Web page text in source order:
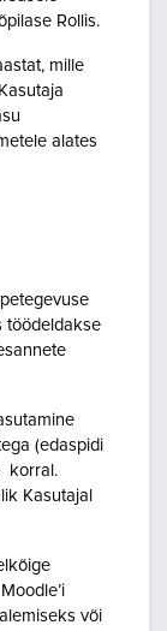
Rollis.
mille
alates
töödeldakse
(edaspidi
korral.
Kasutajal
või